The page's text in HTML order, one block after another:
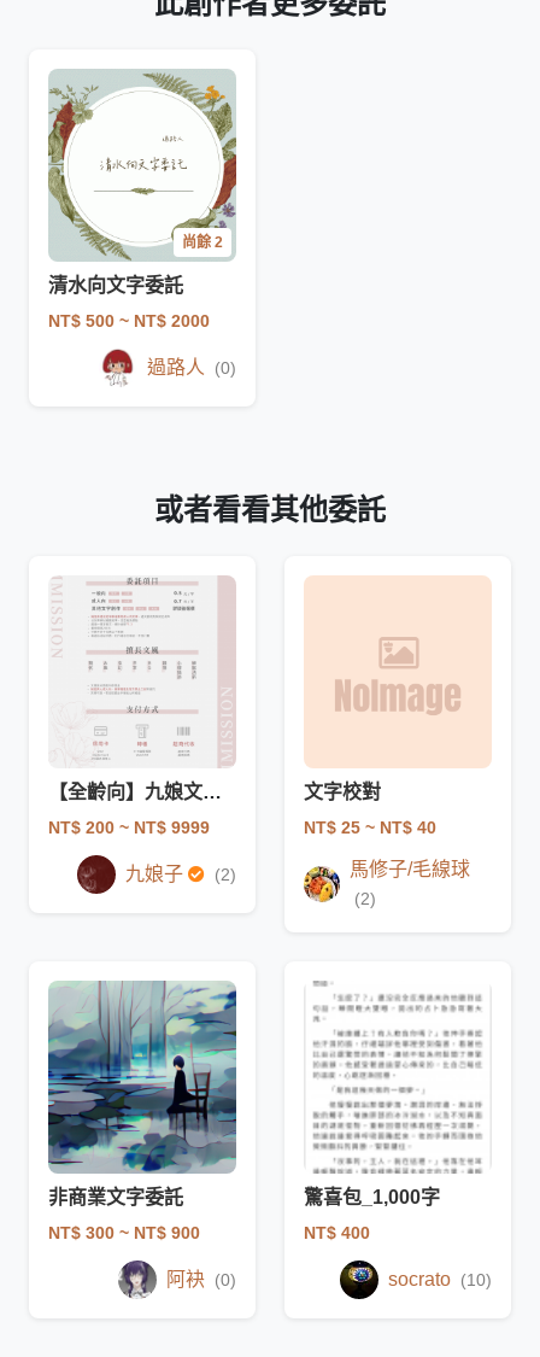
尚餘 2
清水向文字委託
NT$ 500 ~ NT$ 2000
過路人 (0)
或者看看其他委託
【全齡向】九娘文坊故事委託
NT$ 200 ~ NT$ 9999
九娘子 (2)
文字校對
NT$ 25 ~ NT$ 40
馬修子/毛線球
(2)
非商業文字委託
NT$ 300 ~ NT$ 900
阿袂 (0)
驚喜包_1,000字
NT$ 400
socrato (10)